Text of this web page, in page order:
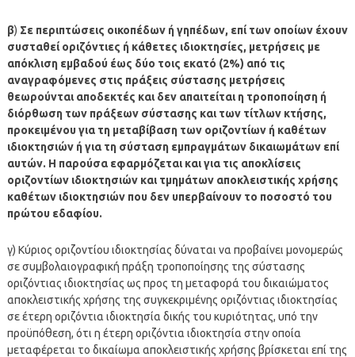
β) Σε περιπτώσεις οικοπέδων ή γηπέδων, επί των οποίων έχουν
συσταθεί οριζόντιες ή κάθετες ιδιοκτησίες, μετρήσεις με
απόκλιση εμβαδού έως δύο τοις εκατό (2%) από τις
αναγραφόμενες στις πράξεις σύστασης μετρήσεις
θεωρούνται αποδεκτές και δεν απαιτείται η τροποποίηση ή
διόρθωση των πράξεων σύστασης και των τίτλων κτήσης,
προκειμένου για τη μεταβίβαση των οριζοντίων ή καθέτων
ιδιοκτησιών ή για τη σύσταση εμπραγμάτων δικαιωμάτων επί
αυτών. Η παρούσα εφαρμόζεται και για τις αποκλίσεις
οριζοντίων ιδιοκτησιών και τμημάτων αποκλειστικής χρήσης
καθέτων ιδιοκτησιών που δεν υπερβαίνουν το ποσοστό του
πρώτου εδαφίου.
γ) Κύριος οριζοντίου ιδιοκτησίας δύναται να προβαίνει μονομερώς
σε συμβολαιογραφική πράξη τροποποίησης της σύστασης
οριζόντιας ιδιοκτησίας ως προς τη μεταφορά του δικαιώματος
αποκλειστικής χρήσης της συγκεκριμένης οριζόντιας ιδιοκτησίας
σε έτερη οριζόντια ιδιοκτησία δικής του κυριότητας, υπό την
προϋπόθεση, ότι η έτερη οριζόντια ιδιοκτησία στην οποία
μεταφέρεται το δικαίωμα αποκλειστικής χρήσης βρίσκεται επί της